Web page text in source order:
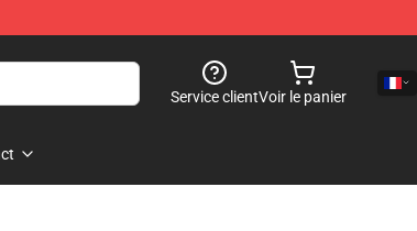
Service clientVoir le panier